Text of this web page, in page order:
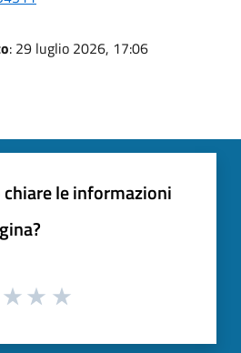
: 29 luglio 2026, 17:06
le informazioni